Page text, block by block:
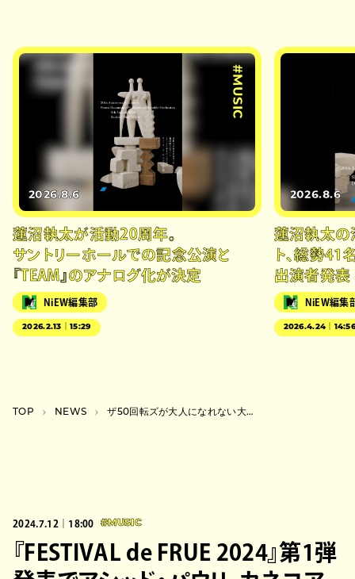
#MUSIC
2026.8.6
蓮沼執太が活動20周年。
サントリーホールでの記念公演と
『TEAM』のアナログ化が決定
NiEW編集部
2026.2.13｜15:29
2026.8.6
蓮沼執太の
ト、総勢41
出演者発表
NiEW編集
2026.4.24｜
TOP NEWS ザ50回転ズが大人になれない大人に捧げる新曲リリース決定＆20周年全国ツアー開催
2024.7.12｜18:00 #MUSIC
『FESTIVAL de FRUE 2024』第1弾